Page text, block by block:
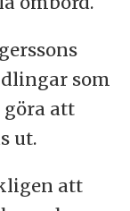
som
att
ut.
att